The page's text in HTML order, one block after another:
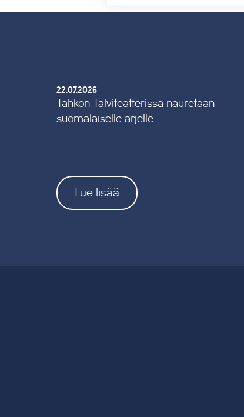
22.07.2026
Tahkon Talviteatterissa nauretaan
suomalaiselle arjelle
Lue lisää